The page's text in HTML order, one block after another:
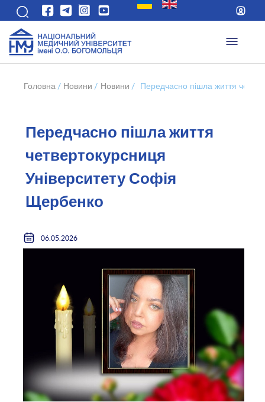
Головна / Новини / Новини / Передчасно пішла життя
Передчасно пішла життя
четвертокурсниця
Університету Софія
Щербенко
06.05.2026